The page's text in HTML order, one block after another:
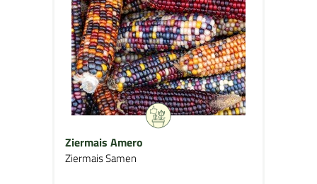
Ziermais Amero
Ziermais Samen